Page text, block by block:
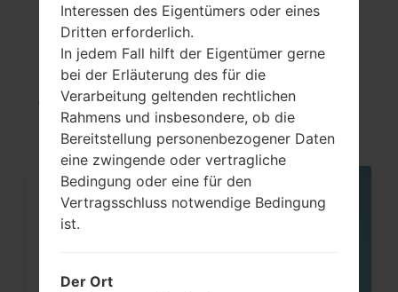
Artikel
LGE450B(LGE450B)
akaLG Optimus L5 II
Interessen des Eigentümers oder eines
Dritten erforderlich.
In jedem Fall hilft der Eigentümer gerne
bei der Erläuterung des für die
Verarbeitung geltenden rechtlichen
Rahmens und insbesondere, ob die
Bereitstellung personenbezogener Daten
eine zwingende oder vertragliche
Bedingung oder eine für den
Vertragsschluss notwendige Bedingung
ist.
Der Ort